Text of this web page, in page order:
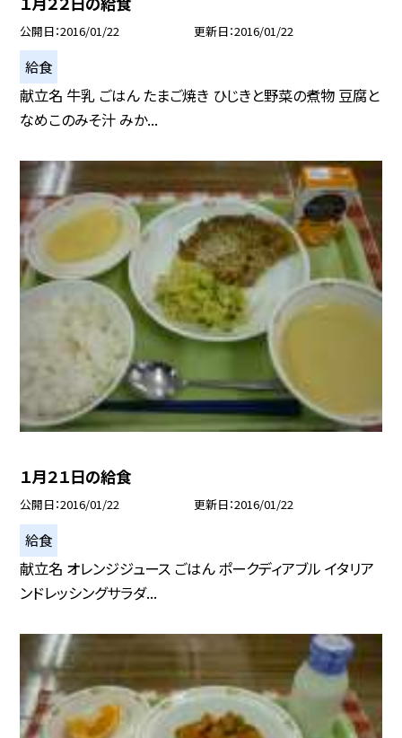
公開日 2016/01/22 更新日 2016/01/22
給食
献立名 牛乳 ごはん たまご焼き ひじきと野菜の煮物 豆腐と
なめこのみそ汁 みか...
１月２１日の給食
公開日 2016/01/22 更新日 2016/01/22
給食
献立名 オレンジジュース ごはん ポークディアブル イタリア
ンドレッシングサラダ...